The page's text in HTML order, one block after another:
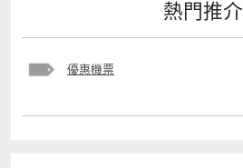
熱門推介
優惠機票